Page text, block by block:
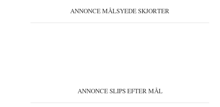
ANNONCE MÅLSYEDE SKJORTER
ANNONCE SLIPS EFTER MÅL